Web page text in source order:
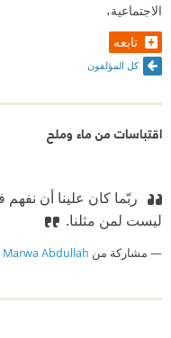
الاجتماعية،
تابعه
كل المؤلفون
اقتباسات من ماء وملح
ربّما كان علينا أن
ليست لمن مثلنا.
مشاركة من Marwa Abdullah